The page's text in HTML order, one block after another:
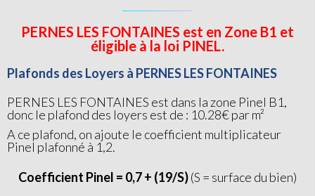
PERNES LES FONTAINES est en Zone B1 et
éligible à la loi PINEL.
Plafonds des Loyers à PERNES LES FONTAINES
PERNES LES FONTAINES est dans la zone Pinel B1,
donc le plafond des loyers est de : 10.28€ par m²
A ce plafond, on ajoute le coefficient multiplicateur
Pinel plafonné à 1,2.
Coefficient Pinel = 0,7 + (19/S)(S = surface du bien)